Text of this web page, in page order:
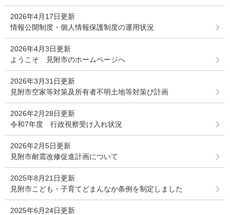
2026年4月17日更新
情報公開制度・個人情報保護制度の運用状況
2026年4月3日更新
ようこそ 見附市のホームページへ
2026年3月31日更新
見附市空家等対策及所有者不明土地等対策び計画
2026年2月28日更新
令和7年度 行政視察受け入れ状況
2026年2月5日更新
見附市耐震改修促進計画について
2025年8月21日更新
見附市こども・子育てどまんなか条例を制定しました
2025年6月24日更新